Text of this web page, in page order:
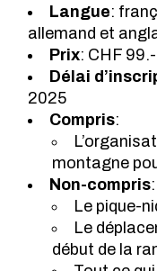
Langue:
allemand et
Prix: CHF
Délai
2025
Compris:
montagne
Non-compris:
Le pique-
Le
début de la